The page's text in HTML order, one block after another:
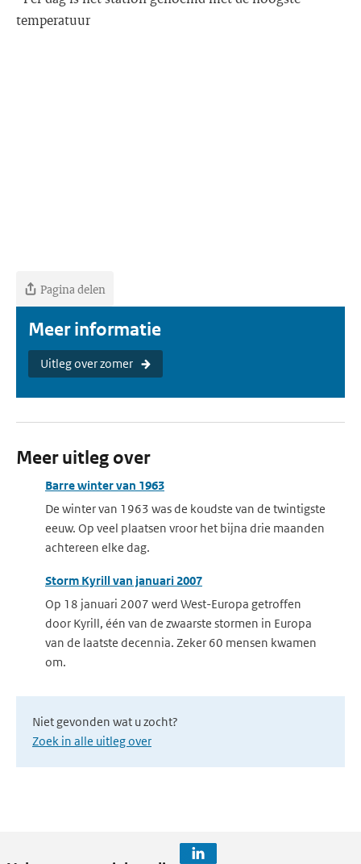
temperatuur
Pagina delen
Meer informatie
Uitleg over zomer
Meer uitleg over
Barre winter van 1963
De winter van 1963 was de koudste van de twintigste
eeuw. Op veel plaatsen vroor het bijna drie maanden
achtereen elke dag.
Storm Kyrill van januari 2007
Op 18 januari 2007 werd West-Europa getroffen
door Kyrill, één van de zwaarste stormen in Europa
van de laatste decennia. Zeker 60 mensen kwamen
om.
Niet gevonden wat u zocht?
Zoek in alle uitleg over